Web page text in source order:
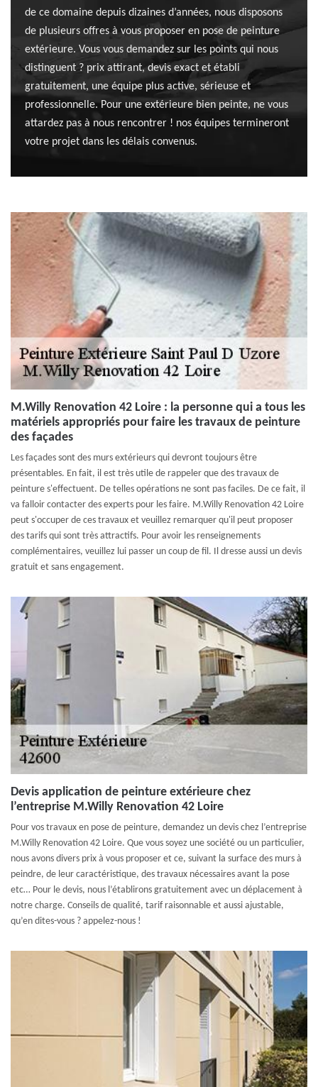
de ce domaine depuis dizaines d’années, nous disposons
de plusieurs offres à vous proposer en pose de peinture
extérieure. Vous vous demandez sur les points qui nous
distinguent ? prix attirant, devis exact et établi
gratuitement, une équipe plus active, sérieuse et
professionnelle. Pour une extérieure bien peinte, ne vous
attardez pas à nous rencontrer ! nos équipes termineront
votre projet dans les délais convenus.
M.Willy Renovation 42 Loire : la personne qui a tous les
matériels appropriés pour faire les travaux de peinture
des façades
Les façades sont des murs extérieurs qui devront toujours être
présentables. En fait, il est très utile de rappeler que des travaux de
peinture s'effectuent. De telles opérations ne sont pas faciles. De ce fait, il
va falloir contacter des experts pour les faire. M.Willy Renovation 42 Loire
peut s'occuper de ces travaux et veuillez remarquer qu'il peut proposer
des tarifs qui sont très attractifs. Pour avoir les renseignements
complémentaires, veuillez lui passer un coup de fil. Il dresse aussi un devis
gratuit et sans engagement.
Devis application de peinture extérieure chez
l’entreprise M.Willy Renovation 42 Loire
Pour vos travaux en pose de peinture, demandez un devis chez l’entreprise
M.Willy Renovation 42 Loire. Que vous soyez une société ou un particulier,
nous avons divers prix à vous proposer et ce, suivant la surface des murs à
peindre, de leur caractéristique, des travaux nécessaires avant la pose
etc… Pour le devis, nous l’établirons gratuitement avec un déplacement à
notre charge. Conseils de qualité, tarif raisonnable et aussi ajustable,
qu’en dites-vous ? appelez-nous !